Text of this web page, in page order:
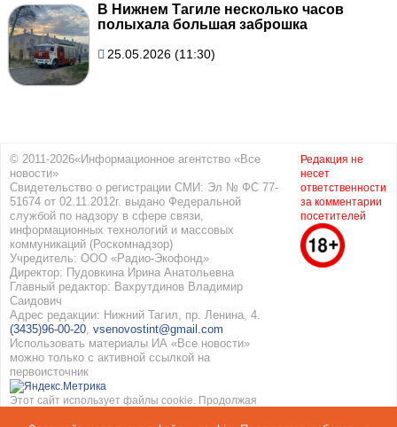
В Нижнем Тагиле несколько часов
полыхала большая заброшка
25.05.2026 (11:30)
© 2011-2026«Информационное агентство «Все
новости»
Свидетельство о регистрации СМИ: Эл № ФС 77-
51674 от 02.11.2012г. выдано Федеральной
службой по надзору в сфере связи,
информационных технологий и массовых
коммуникаций (Роскомнадзор)
Учредитель: ООО «Радио-Экофонд»
Директор: Пудовкина Ирина Анатольевна
Главный редактор: Вахрутдинов Владимир
Саидович
Адрес редакции: Нижний Тагил, пр. Ленина, 4.
(3435)96-00-20 vsenovostint@gmail.com
Использовать материалы ИА «Все новости»
можно только с активной ссылкой на
первоисточник
Этот сайт использует файлы cookie. Продолжая
Редакция не
несет
ответственности
за комментарии
посетителей